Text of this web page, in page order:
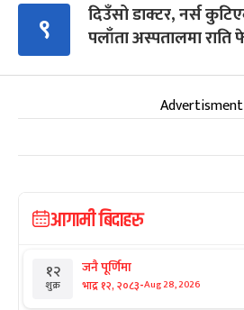
९
दिउँसो डाक्टर, नर्स
पलाँता अस्पतालमा
Advertisment
आगामी बिदाहरु
१२
शुक्र
जनै पूर्णिमा
भाद्र १२, २०८३-Aug 28, 2026